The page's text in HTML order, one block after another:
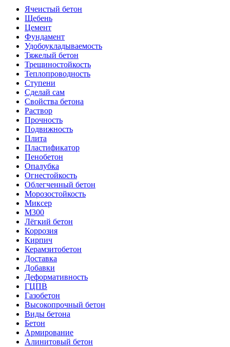
Ячеистый бетон
Щебень
Цемент
Фундамент
Удобоукладываемость
Тяжелый бетон
Трещиностойкость
Теплопроводность
Ступени
Сделай сам
Свойства бетона
Раствор
Прочность
Подвижность
Плита
Пластификатор
Пенобетон
Опалубка
Огнестойкость
Облегченный бетон
Морозостойкость
Миксер
М300
Лёгкий бетон
Коррозия
Кирпич
Керамзитобетон
Доставка
Добавки
Деформативность
ГЦПВ
Газобетон
Высокопрочный бетон
Виды бетона
Бетон
Армирование
Алинитовый бетон